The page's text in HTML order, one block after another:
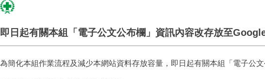
即日起有關本組「電子公文公布欄」資訊內容改存放至
為簡化本組作業流程及減少本網站資料存放容量，即日起有關本組「電子公